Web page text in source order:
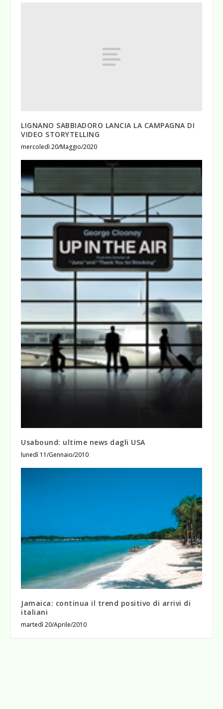
LIGNANO SABBIADORO LANCIA LA CAMPAGNA DI
VIDEO STORYTELLING
mercoledì 20/Maggio/2020
Usabound: ultime news dagli USA
lunedì 11/Gennaio/2010
Jamaica: continua il trend positivo di arrivi di
italiani
martedì 20/Aprile/2010